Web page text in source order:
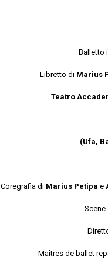
Balletto
Libretto di Marius
Teatro
(Ufa,
Coregrafia di Marius Petipa e
Maîtres de ballet